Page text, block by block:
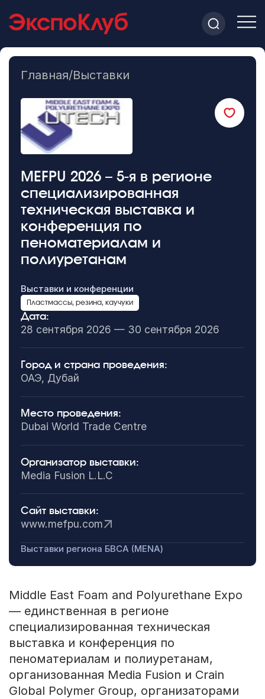
Главная/Выставки
MEFPU 2026 – 5-я в регионе
специализированная
техническая выставка и
конференция по
пеноматериалам и
полиуретанам
Выставки и конференции
Пластмассы, резина, каучуки
Дата:
28 сентября 2026 — 30 сентября 2026
Город и страна проведения:
ОАЭ, Дубай
Место проведения:
Dubai World Trade Centre
Организатор выставки:
Media Fusion L.L.C
Сайт выставки:
www.mefpu.com
Выставки региона БВСА (MENA)
Middle East Foam and Polyurethane Expo
— единственная в регионе
специализированная техническая
выставка и конференция по
пеноматериалам и полиуретанам,
организованная Media Fusion и Crain
Global Polymer Group, организаторами